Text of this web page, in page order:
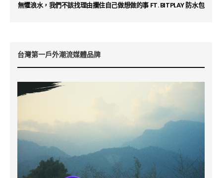
無懼浪水，我們不該找理由攔住自己做想做的事 FT. BITPLAY 防水包
台灣第一戶外潮流媒體品牌